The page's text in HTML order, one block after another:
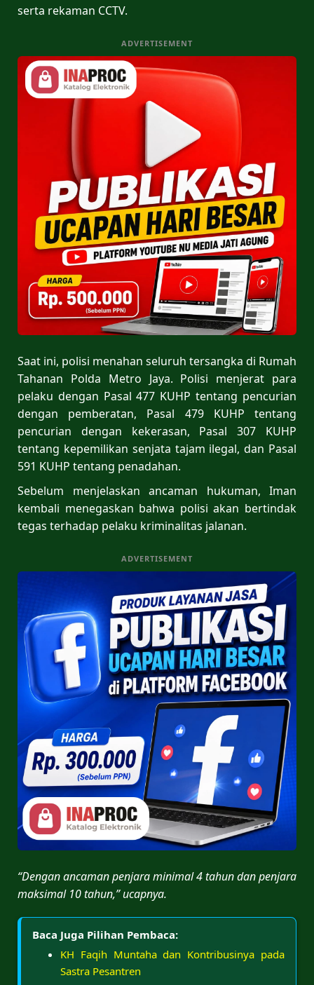
serta rekaman CCTV.
ADVERTISEMENT
Saat ini, polisi menahan seluruh tersangka di Rumah
Tahanan Polda Metro Jaya. Polisi menjerat para
pelaku dengan Pasal 477 KUHP tentang pencurian
dengan pemberatan, Pasal 479 KUHP tentang
pencurian dengan kekerasan, Pasal 307 KUHP
tentang kepemilikan senjata tajam ilegal, dan Pasal
591 KUHP tentang penadahan.
Sebelum menjelaskan ancaman hukuman, Iman
kembali menegaskan bahwa polisi akan bertindak
tegas terhadap pelaku kriminalitas jalanan.
ADVERTISEMENT
“Dengan ancaman penjara minimal 4 tahun dan penjara
maksimal 10 tahun,” ucapnya.
Baca Juga Pilihan Pembaca:
KH Faqih Muntaha dan Kontribusinya pada
Sastra Pesantren